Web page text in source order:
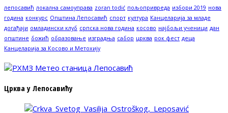
лепосавић локална самоуправа zoran todić пољопривреда избори 2019 нова
година конкурс Општина Лепосавић спорт култура Канцеларија за младе
догађаји омладински клуб српска нова година косово најбољи ученици дан
општине божић образовање изградња сабор црква рок фест деца
Канцеларија за Косово и Метохију
Црква у Лепосавићу